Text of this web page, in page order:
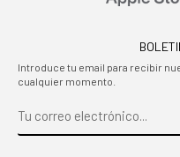
Introduce tu email para recibir
cualquier momento.